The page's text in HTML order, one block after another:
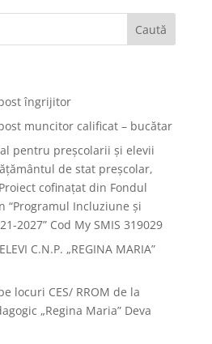
îngrijitor
muncitor calificat – bucătar
pentru preșcolarii și elevii
de stat preșcolar,
cofinațat din Fondul
“Programul Incluziune și
2027” Cod My SMIS 319029
C.N.P. „REGINA MARIA”
locuri CES/ RROM de la
„Regina Maria” Deva